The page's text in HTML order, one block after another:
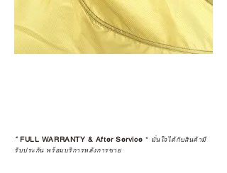
*FULL WARRANTY & After Service * มั่นใจได้กับสินค้ามี
รับประกัน พร้อมบริการหลังการขาย